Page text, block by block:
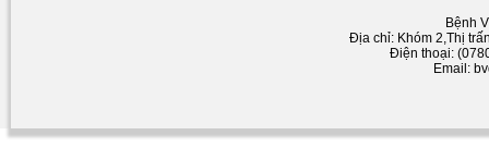
Bệnh
Địa chỉ: Khóm 2,Thị
Điện thoại:
Email: